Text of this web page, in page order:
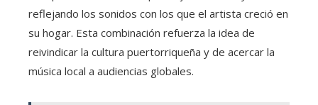
reflejando los sonidos con los que el artista creció en
su hogar. Esta combinación refuerza la idea de
reivindicar la cultura puertorriqueña y de acercar la
música local a audiencias globales.